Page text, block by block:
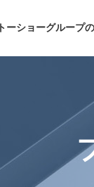
トーショーグループ